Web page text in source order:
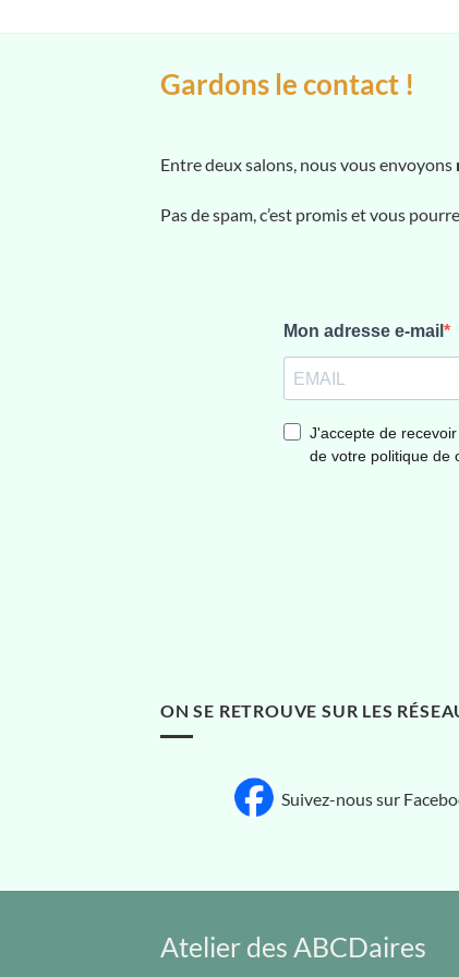
Gardons le contact !
Entre deux salons, nous vous envoyons
Pas de spam, c’est promis et vous
ON SE RETROUVE SUR LES
Suivez-nous sur
Atelier des ABCDaires